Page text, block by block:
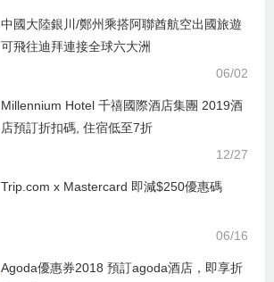
中國大陸銀川/鄭州乘搭阿聯酋航空出國旅遊
可飛往迪拜連接全球六大洲
06/02
Millennium Hotel 千禧國際酒店集團 2019酒
店預訂折扣碼, 住宿低至7折
12/27
Trip.com x Mastercard 即減$250優惠碼
06/16
Agoda優惠券2018 預訂agoda酒店，即享折